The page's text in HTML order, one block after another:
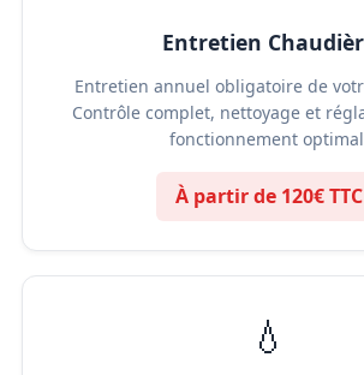
Entretien
Entretien annuel obligatoire de
Contrôle complet, nettoyage et
fonctionnement
À partir de 120€ TTC
💧